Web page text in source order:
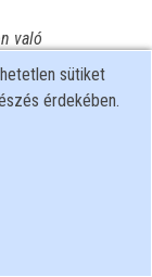
való
szigorúan
engedélyéhez
sütiket
érdekében.